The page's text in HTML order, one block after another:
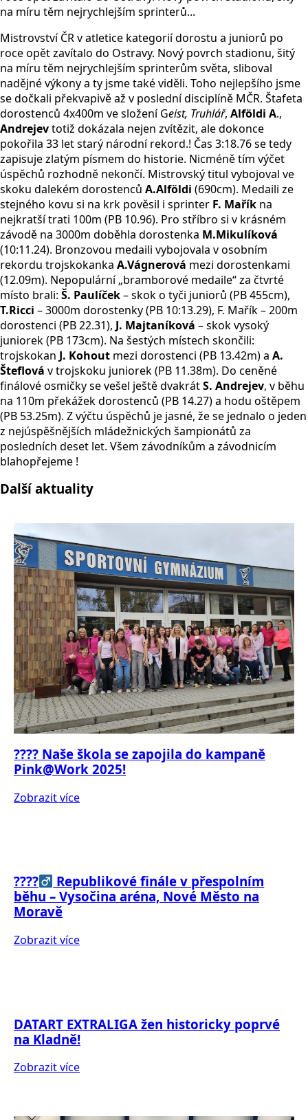
na míru těm nejrychlejším sprinterů...
Mistrovství ČR v atletice kategorií dorostu a juniorů po
roce opět zavítalo do Ostravy. Nový povrch stadionu, šitý
na míru těm nejrychlejším sprinterům světa, sliboval
nadějné výkony a ty jsme také viděli. Toho nejlepšího jsme
se dočkali překvapivě až v poslední disciplíně MČR. Štafeta
dorostenců 4x400m ve složení Geist, Truhlář, Alföldi A.,
Andrejevtotiž dokázala nejen zvítězit, ale dokonce
pokořila 33 let starý národní rekord.! Čas 3:18.76 se tedy
zapisuje zlatým písmem do historie. Nicméně tím výčet
úspěchů rozhodně nekončí. Mistrovský titul vybojoval ve
skoku dalekém dorostenců A.Alföldi (690cm). Medaili ze
stejného kovu si na krk pověsil i sprinter F. Mařík na
nejkratší trati 100m (PB 10.96). Pro stříbro si v krásném
závodě na 3000m doběhla dorostenka M.Mikulíková
(10:11.24). Bronzovou medaili vybojovala v osobním
rekordu trojskokanka A.Vágnerová mezi dorostenkami
(12.09m). Nepopulární „bramborové medaile“ za čtvrté
místo brali: Š. Paulíček– skok o tyči juniorů (PB 455cm),
T.Ricci – 3000m dorostenky (PB 10:13.29), F. Mařík – 200m
dorostenci (PB 22.31), J. Majtaníková – skok vysoký
juniorek (PB 173cm). Na šestých místech skončili:
trojskokan J. Kohout mezi dorostenci (PB 13.42m) a A.
Šteflová v trojskoku juniorek (PB 11.38m). Do ceněné
finálové osmičky se vešel ještě dvakrátS. Andrejev, v běhu
na 110m překážek dorostenců (PB 14.27) a hodu oštěpem
(PB 53.25m). Z výčtu úspěchů je jasné, že se jednalo o jeden
z nejúspěšnějších mládežnických šampionátů za
posledních deset let. Všem závodníkům a závodnicím
blahopřejeme !
Další aktuality
???? Naše škola se zapojila do kampaně
Pink@Work 2025!
Zobrazit více
????‍
Republikové finále v přespolním
běhu – Vysočina aréna, Nové Město na
Moravě
Zobrazit více
DATART EXTRALIGA žen historicky poprvé
na Kladně!
Zobrazit více